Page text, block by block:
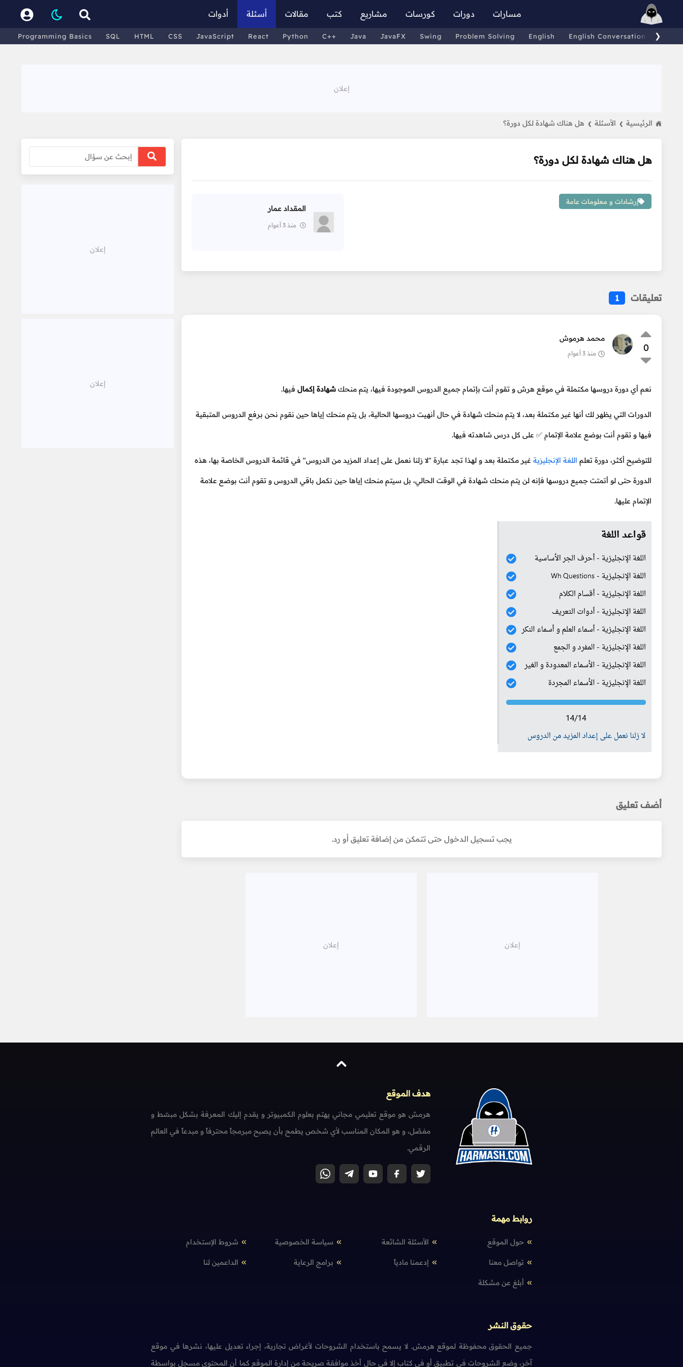
مسارات دورات كورسات مشاريع كتب مقالات أسئلة أدوات
Programming Basics SQL HTML CSS JavaScript React Python C++ Java JavaFX Swing Problem Solving English English Conversations ❯
الرئيسية ❯ الأسئلة ❯ هل هناك شهادة لكل دورة؟
هل هناك شهادة لكل دورة؟
إرشادات و معلومات عامة
المقداد عمار
منذ 3 أعوام
تعليقات 1
0
محمد هرموش
منذ 3 أعوام
نعم أي دورة دروسها مكتملة في موقع هرش و تقوم أنت بإتمام جميع الدروس الموجودة فيها، يتم منحك شهادة إكمال فيها.
الدورات التي يظهر لك أنها غير مكتملة بعد، لا يتم منحك شهادة في حال أنهيت دروسها الحالية، بل يتم منحك إياها حين نقوم نحن برفع الدروس المتبقية
فيها و تقوم أنت بوضع علامة الإتمام ✅ على كل درس شاهدته فيها.
للتوضيح أكثر، دورة تعلم اللغة الإنجليزية غير مكتملة بعد و لهذا تجد عبارة "لا زلنا نعمل على إعداد المزيد من الدروس" في قائمة الدروس الخاصة بها، هذه
الدورة حتى لو أتمتت جميع دروسها فإنه لن يتم منحك شهادة في الوقت الحالي، بل سيتم منحك إياها حين نكمل باقي الدروس و تقوم أنت بوضع علامة
الإتمام عليها.
أضف تعليق
يجب تسجيل الدخول حتى تتمكن من إضافة تعليق أو رد.
هدف الموقع
هرمش هو موقع تعليمي مجاني يهتم بعلوم الكمبيوتر و يقدم إليك المعرفة بشكل مبسّط و
مفصّل، و هو المكان المناسب لأي شخص يطمح بأن يصبح مبرمجاً محترفاً و مبدعاً في العالم
الرقمي.
روابط مهمة
حول الموقع الأسئلة الشائعة سياسة الخصوصية شروط الإستخدام
تواصل معنا إدعمنا مادياً برامج الرعاية الداعمين لنا
أبلغ عن مشكلة
حقوق النشر
جميع الحقوق محفوظة لموقع هرمش. لا يسمح باستخدام الشروحات لأغراض تجارية، إجراء تعديل عليها، نشرها في موقع
آخر، وضع الشروحات في تطبيق أو في كتاب إلا في حال أخذ موافقة صريحة من إدارة الموقع كما أن المحتوى مسجل بواسطة